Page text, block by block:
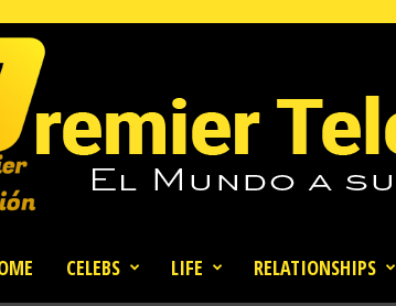
CELEBS LIFE RELATIONSHIPS